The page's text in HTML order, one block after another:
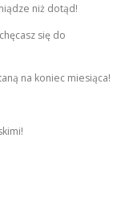
niż dotąd!
się do
na koniec miesiąca!